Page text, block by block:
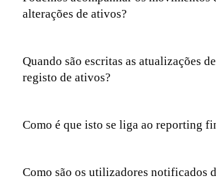
alterações de ativos?
Quando são escritas as atualizações
registo de ativos?
Como é que isto se liga ao reporting
Como são os utilizadores notificados